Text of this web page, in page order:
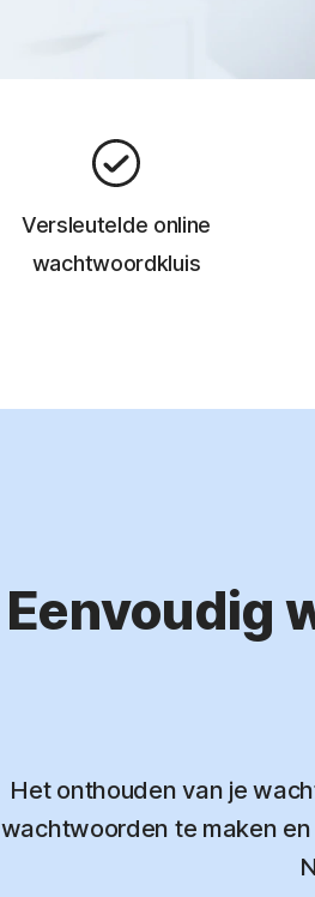
Versleutelde online
wachtwoordkluis
Eenvoudig
Het onthouden van je
wachtwoorden te maken